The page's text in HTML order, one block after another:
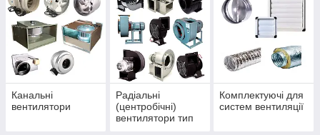
Канальні
вентилятори
Радіальні
(центробічні)
вентилятори тип
Комплектуючі для
систем вентиляції